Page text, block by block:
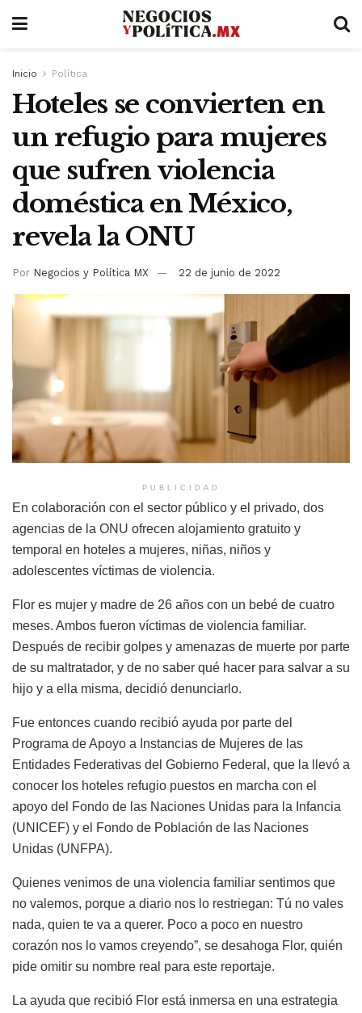
Inicio Política
Hoteles se convierten en
un refugio para mujeres
que sufren violencia
doméstica en México,
revela la ONU
Por Negocios y Política MX 22 de junio de 2022
PUBLICIDAD
En colaboración con el sector público y el privado, dos
agencias de la ONU ofrecen alojamiento gratuito y
temporal en hoteles a mujeres, niñas, niños y
adolescentes víctimas de violencia.
Flor es mujer y madre de 26 años con un bebé de cuatro
meses. Ambos fueron víctimas de violencia familiar.
Después de recibir golpes y amenazas de muerte por parte
de su maltratador, y de no saber qué hacer para salvar a su
hijo y a ella misma, decidió denunciarlo.
Fue entonces cuando recibió ayuda por parte del
Programa de Apoyo a Instancias de Mujeres de las
Entidades Federativas del Gobierno Federal, que la llevó a
conocer los hoteles refugio puestos en marcha con el
apoyo del Fondo de las Naciones Unidas para la Infancia
(UNICEF) y el Fondo de Población de las Naciones
Unidas (UNFPA).
Quienes venimos de una violencia familiar sentimos que
no valemos, porque a diario nos lo restriegan: Tú no vales
nada, quien te va a querer. Poco a poco en nuestro
corazón nos lo vamos creyendo”, se desahoga Flor, quién
pide omitir su nombre real para este reportaje.
La ayuda que recibió Flor está inmersa en una estrategia